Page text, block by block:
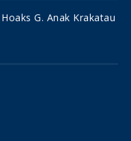
G. Anak Krakatau